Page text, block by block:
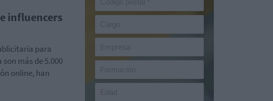
influencers
para
más de 5.000
online, han